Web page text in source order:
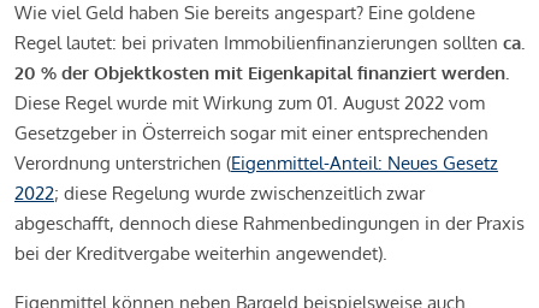
Wie viel Geld haben Sie bereits angespart? Eine goldene
Regel lautet: bei privaten Immobilienfinanzierungen sollten ca.
20 % der Objektkosten mit Eigenkapital finanziert werden.
Diese Regel wurde mit Wirkung zum 01. August 2022 vom
Gesetzgeber in Österreich sogar mit einer entsprechenden
Verordnung unterstrichen (Eigenmittel-Anteil: Neues Gesetz
2022; diese Regelung wurde zwischenzeitlich zwar
abgeschafft, dennoch diese Rahmenbedingungen in der Praxis
bei der Kreditvergabe weiterhin angewendet).
Eigenmittel können neben Bargeld beispielsweise auch